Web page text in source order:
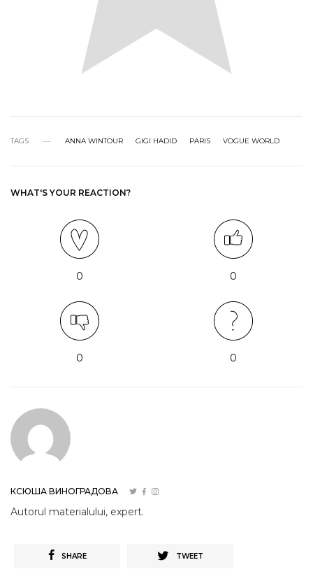
TAGS ANNA WINTOUR GIGI HADID PARIS VOGUE WORLD
WHAT'S YOUR REACTION?
0 0
0 0
КСЮША ВИНОГРАДОВА
Autorul materialului, expert.
SHARE TWEET